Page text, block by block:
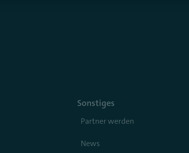
Sonstiges
Partner werden
News